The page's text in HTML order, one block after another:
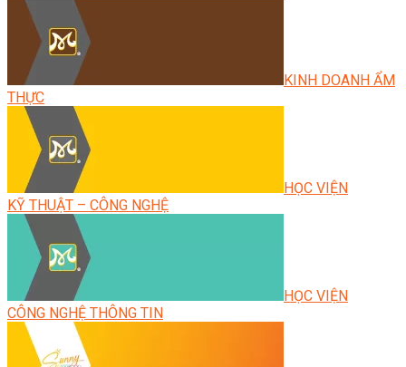
KINH DOANH ẨM
THỰC
HỌC VIỆN
KỸ THUẬT – CÔNG NGHỆ
HỌC VIỆN
CÔNG NGHỆ THÔNG TIN